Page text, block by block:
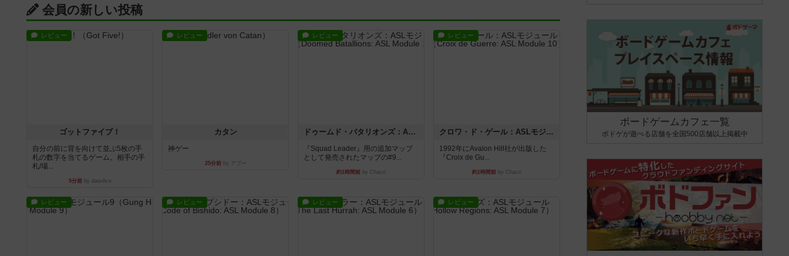
会員の新しい投稿
レビュー
ゴットファイブ！
自分の前に背を向けて並ぶ5枚の手
札の数字を当てるゲーム。相手の手
札/場...
9分前by daisdice
レビュー
カタン
神ゲー
25分前by アプー
レビュー
ドゥームド・バタリオンズ：ASLモジュール11
『Squad Leader』用の追加マップ
として発売されたマップの#9...
約1時間前 by Chaco
レビュー
クロワ・ド・ゲール：ASLモジュール10
1992年にAvalon Hill社が出版した
『Croix de Gu...
約1時間前 by Chaco
レビュー レビュー レビュー レビュー
ボードゲームカフェ一覧
ボドゲが遊べる店舗を全国500店舗以上掲載中